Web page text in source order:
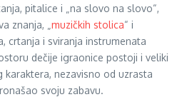
pitalice i „na slovo na slovo“,
znanja, „ muzičkih stolica“ i
crtanja i sviranja instrumenata
dečije igraonice postoji i veliki
karaktera, nezavisno od uzrasta
svoju zabavu.